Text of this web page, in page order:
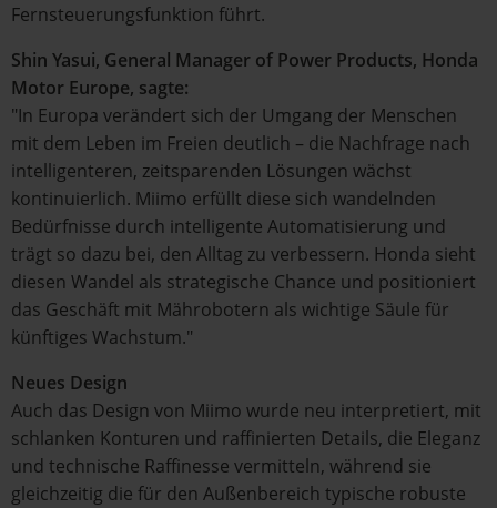
Fernsteuerungsfunktion führt.
Shin Yasui, General Manager of Power Products, Honda
Motor Europe, sagte:
"In Europa verändert sich der Umgang der Menschen
mit dem Leben im Freien deutlich – die Nachfrage nach
intelligenteren, zeitsparenden Lösungen wächst
kontinuierlich. Miimo erfüllt diese sich wandelnden
Bedürfnisse durch intelligente Automatisierung und
trägt so dazu bei, den Alltag zu verbessern. Honda sieht
diesen Wandel als strategische Chance und positioniert
das Geschäft mit Mährobotern als wichtige Säule für
künftiges Wachstum."
Neues Design
Auch das Design von Miimo wurde neu interpretiert, mit
schlanken Konturen und raffinierten Details, die Eleganz
und technische Raffinesse vermitteln, während sie
gleichzeitig die für den Außenbereich typische robuste